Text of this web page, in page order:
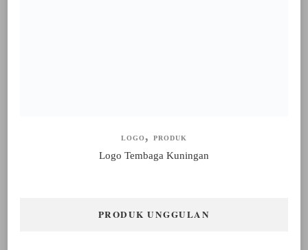
LOGO PRODUK
Logo Tembaga Kuningan
PRODUK UNGGULAN